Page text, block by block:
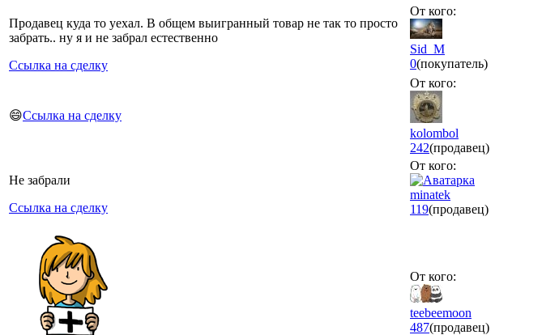
Продавец куда то уехал. В общем выигранный товар не так то просто
забрать.. ну я и не забрал естественно
Ссылка на сделку
От кого:
Sid_M
0(покупатель)
😄Ссылка на сделку
От кого:
kolombol
242(продавец)
Не забрали
Ссылка на сделку
От кого:
minatek
119(продавец)
От кого:
teebeemoon
487(продавец)